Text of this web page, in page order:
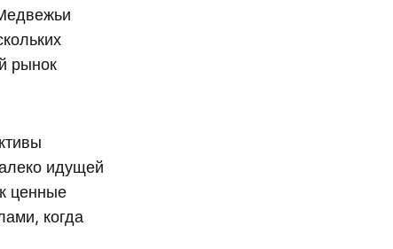
рынок
идущей
ценные
когда